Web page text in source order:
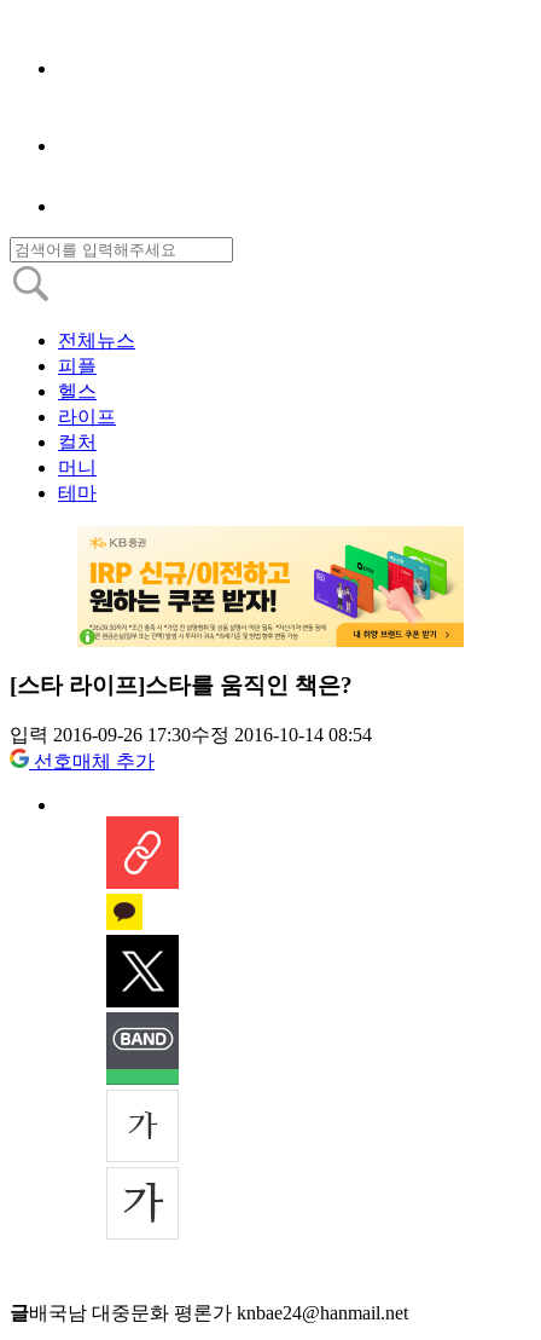
전체뉴스
피플
헬스
라이프
컬처
머니
테마
[스타 라이프]스타를 움직인 책은?
입력 2016-09-26 17:30수정 2016-10-14 08:54
선호매체 추가
글배국남 대중문화 평론가 knbae24@hanmail.net